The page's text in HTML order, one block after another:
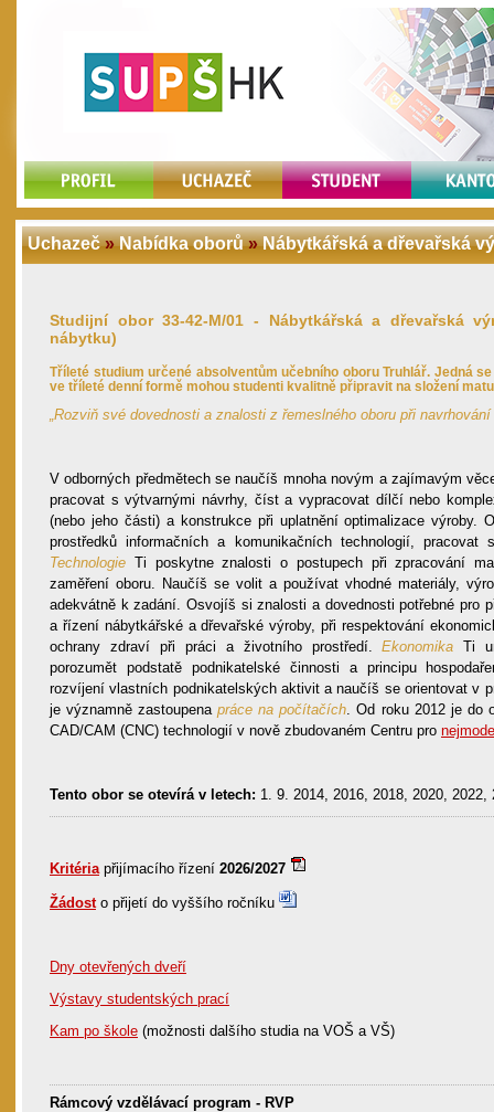
Uchazeč»Nabídka oborů »Nábytkářská a dřevařská
Studijní obor 33-42-M/01 - Nábytkářská a dřevařská
nábytku)
Tříleté studium určené absolventům učebního oboru Truhlář. Jedná
ve tříleté denní formě mohou studenti kvalitně připravit na složení
„Rozviň své dovednosti a znalosti z řemeslného oboru při
V odborných předmětech se naučíš mnoha novým a zajímavým
pracovat s výtvarnými návrhy, číst a vypracovat dílčí nebo
(nebo jeho části) a konstrukce při uplatnění optimalizace výroby.
prostředků informačních a komunikačních technologií, pracovat
Technologie Ti poskytne znalosti o postupech při zpracování
zaměření oboru. Naučíš se volit a používat vhodné materiály,
adekvátně k zadání. Osvojíš si znalosti a dovednosti potřebné pro
a řízení nábytkářské a dřevařské výroby, při respektování
ochrany zdraví při práci a životního prostředí.Ekonomika Ti
porozumět podstatě podnikatelské činnosti a principu
rozvíjení vlastních podnikatelských aktivit a naučíš se orientovat v
je významně zastoupenapráce na počítačích. Od roku 2012 je do
CAD/CAM (CNC) technologií v nově zbudovaném Centru pro
Tento obor se otevírá v letech: 1. 9. 2014, 2016, 2018, 2020,
Kritériapřijímacího řízení 2026/2027
Žádosto přijetí do vyššího ročníku
Dny otevřených dveří
Výstavy studentských prací
Kam po škole (možnosti dalšího studia na VOŠ a VŠ)
Rámcový vzdělávací program - RVP